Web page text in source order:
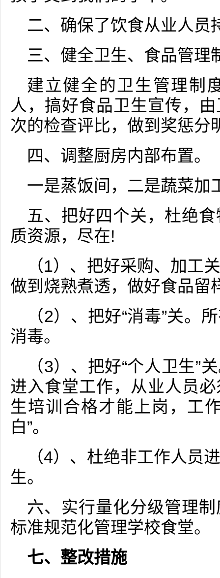
二、确保了饮食从业人员
三、健全卫生、食品管理
建立健全的卫生管理制
人，搞好食品卫生宣传，
次的检查评比，做到奖惩分
四、调整厨房内部布置。
一是蒸饭间，二是蔬菜加
五、把好四个关，杜绝
质资源，尽在!
（1）、把好采购、加工
做到烧熟煮透，做好食品留
（2）、把好“消毒”关。
消毒。
（3）、把好“个人卫生”
进入食堂工作，从业人员
生培训合格才能上岗，工
白”。
（4）、杜绝非工作人员
生。
六、实行量化分级管理
标准规范化管理学校食堂。
七、整改措施